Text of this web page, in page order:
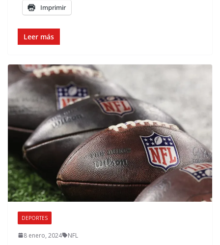
Imprimir
Leer más
DEPORTES
8 enero, 2024 NFL